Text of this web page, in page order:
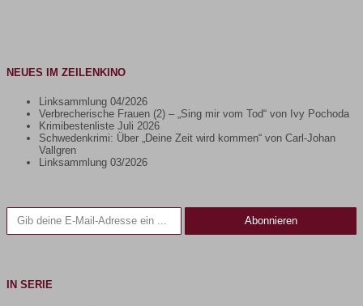
NEUES IM ZEILENKINO
Linksammlung 04/2026
Verbrecherische Frauen (2) – „Sing mir vom Tod“ von Ivy Pochoda
Krimibestenliste Juli 2026
Schwedenkrimi: Über „Deine Zeit wird kommen“ von Carl-Johan
Vallgren
Linksammlung 03/2026
Gib deine E-Mail-Adresse ein ...
Abonnieren
IN SERIE